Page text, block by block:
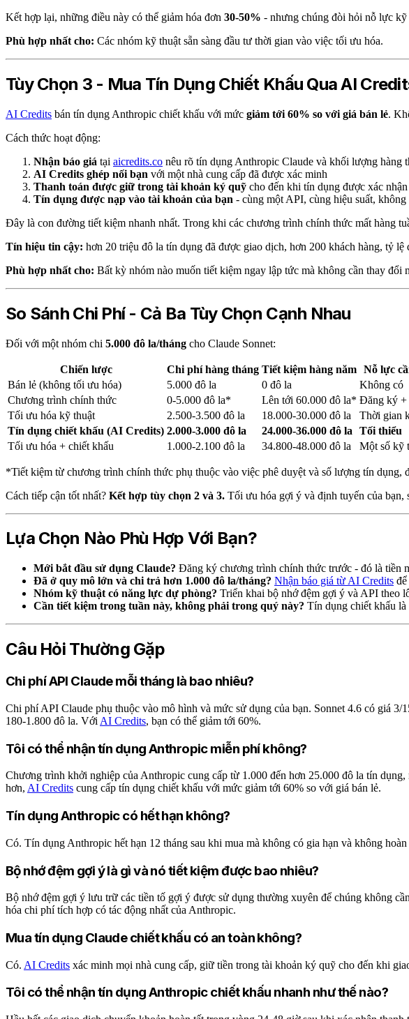
Kết hợp lại, những điều này có thể giảm hóa đơn 30-50% - nhưng chúng đòi hỏi nỗ lực kỹ
Phù hợp nhất cho: Các nhóm kỹ thuật sẵn sàng đầu tư thời gian vào việc tối ưu hóa.
Tùy Chọn 3 - Mua Tín Dụng Chiết Khấu Qua AI
AI Credits bán tín dụng Anthropic chiết khấu với mức giảm tới 60% so với giá bán lẻ.
Cách thức hoạt động:
Nhận báo giá tại aicredits.co nêu rõ tín dụng Anthropic Claude và khối lượng hàng
AI Credits ghép nối bạn với một nhà cung cấp đã được xác minh
Thanh toán được giữ trong tài khoản ký quỹ cho đến khi tín dụng được xác
Tín dụng được nạp vào tài khoản của bạn - cùng một API, cùng hiệu suất, không
Đây là con đường tiết kiệm nhanh nhất. Trong khi các chương trình chính thức mất hàng
Tín hiệu tin cậy: hơn 20 triệu đô la tín dụng đã được giao dịch, hơn 200 khách hàng, tỷ lệ
Phù hợp nhất cho: Bất kỳ nhóm nào muốn tiết kiệm ngay lập tức mà không cần thay đổi
So Sánh Chi Phí - Cả Ba Tùy Chọn Cạnh Nhau
Đối với một nhóm chi 5.000 đô la/tháng cho Claude Sonnet:
Chiến lược Chi phí hàng tháng Tiết kiệm hàng năm Nỗ lực
Bán lẻ (không tối ưu hóa)
5.000 đô la 0 đô la
Không có
Chương trình chính thức
0-5.000 đô la* Lên tới 60.000 đô la* Đăng ký +
Tối ưu hóa kỹ thuật
2.500-3.500 đô la 18.000-30.000 đô la
Thời gian
Tín dụng chiết khấu (AI Credits) 2.000-3.000 đô la 24.000-36.000 đô la
Tối thiểu
Tối ưu hóa + chiết khấu
1.000-2.100 đô la 34.800-48.000 đô la Một số kỹ
*Tiết kiệm từ chương trình chính thức phụ thuộc vào việc phê duyệt và số lượng tín dụng,
Cách tiếp cận tốt nhất? Kết hợp tùy chọn 2 và 3. Tối ưu hóa gợi ý và định tuyến của bạn,
Lựa Chọn Nào Phù Hợp Với Bạn?
Mới bắt đầu sử dụng Claude? Đăng ký chương trình chính thức trước - đó là tiền
Đã ở quy mô lớn và chi trả hơn 1.000 đô la/tháng? Nhận báo giá từ AI Credits
Nhóm kỹ thuật có năng lực dự phòng? Triển khai bộ nhớ đệm gợi ý và API theo
Cần tiết kiệm trong tuần này, không phải trong quý này? Tín dụng chiết khấu
Câu Hỏi Thường Gặp
Chi phí API Claude mỗi tháng là bao nhiêu?
Chi phí API Claude phụ thuộc vào mô hình và mức sử dụng của bạn. Sonnet 4.6 có giá
180-1.800 đô la. Với AI Credits, bạn có thể giảm tới 60%.
Tôi có thể nhận tín dụng Anthropic miễn phí không?
Chương trình khởi nghiệp của Anthropic cung cấp từ 1.000 đến hơn 25.000 đô la tín
hơn, AI Credits cung cấp tín dụng chiết khấu với mức giảm tới 60% so với giá bán lẻ.
Tín dụng Anthropic có hết hạn không?
Có. Tín dụng Anthropic hết hạn 12 tháng sau khi mua mà không có gia hạn và không
Bộ nhớ đệm gợi ý là gì và nó tiết kiệm được bao nhiêu?
Bộ nhớ đệm gợi ý lưu trữ các tiền tố gợi ý được sử dụng thường xuyên để chúng không
hóa chi phí tích hợp có tác động nhất của Anthropic.
Mua tín dụng Claude chiết khấu có an toàn không?
Có. AI Credits xác minh mọi nhà cung cấp, giữ tiền trong tài khoản ký quỹ cho đến khi
Tôi có thể nhận tín dụng Anthropic chiết khấu nhanh như thế nào?